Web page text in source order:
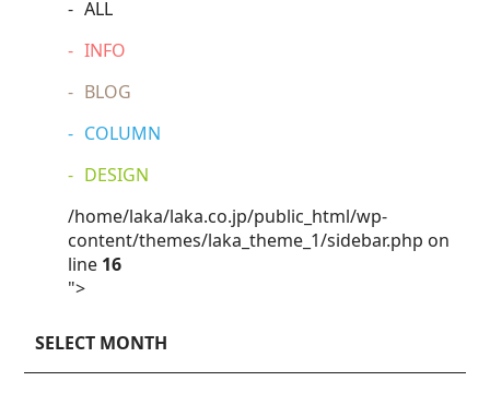
ALL
INFO
BLOG
COLUMN
DESIGN
/home/laka/laka.co.jp/public_html/wp-
content/themes/laka_theme_1/sidebar.php on
line 16
">
SELECT MONTH